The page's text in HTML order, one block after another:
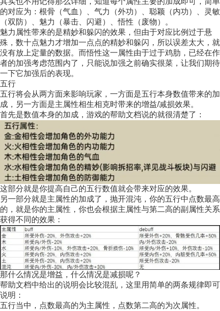
的对应为：根骨（气血）、气力（外功）、聪颖（内功）、灵敏
（双防）、魅力（暴击、闪避）、悟性（废物）。
魅力属性带来的是精妙和躲闪的效果，但由于对应比例过于悬
殊，数十点魅力才增加一点点的精妙和躲闪，所以误差太大，就
没有放上定量的数据。而悟性这一属性由于过于鸡肋，已经在作
者的加强考虑范围内了，只能说加强之前确实很菜，让我们期待
一下它加强后的表现。
五行
五行将会从两方面来影响玩家，一方面是五行本身数值带来的加
成，另一方面是主属性相生相克时带来的增益/减损效果。
首先是数值本身的加成，游戏的帮助文档说的就很清楚了：
这部分就是你提高自己的五行数值就会带来对应的效果。
另一部分就是主属性的加成了，抛开混沌，你的五行中点数最高
的，就是你的主属性，你也会根据主属性与第二高的副属性关系
获得不同的效果：
那什么情况是增益，什么情况是减损呢？
帮助文档中给出的说明会比较混乱，这里用简单的两条规律即可
说明：
五行当中，点数最高的为主属性，点数第二高的为次属性。